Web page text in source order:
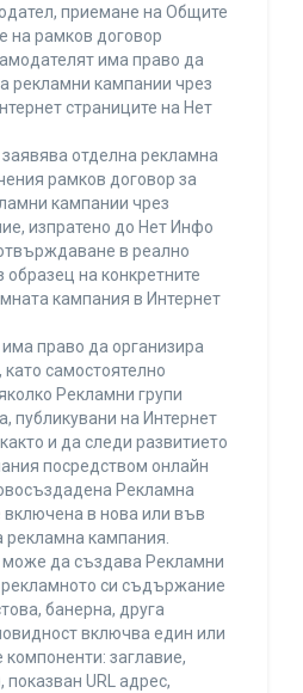
приемане на Общите
на рамков договор
има право да
рекламни кампании чрез
страниците на Нет
отделна рекламна
рамков договор за
кампании чрез
изпратено до Нет Инфо
в реално
на конкретните
кампания в Интернет
право да организира
самостоятелно
Рекламни групи
публикувани на Интернет
и да следи развитието
посредством онлайн
Рекламна
в нова или във
кампания.
може да създава Рекламни
рекламното си съдържание
банерна, друга
включва един или
компоненти: заглавие,
показван URL адрес,